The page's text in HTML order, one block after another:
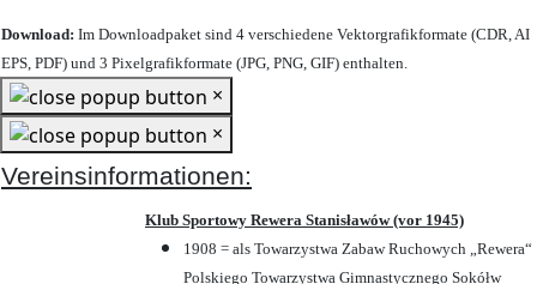
Download: Im Downloadpaket sind 4 verschiedene Vektorgrafikformate (CDR, AI
EPS, PDF) und 3 Pixelgrafikformate (JPG, PNG, GIF) enthalten.
×
×
Vereinsinformationen:
Klub Sportowy Rewera Stanisławów (vor 1945)
1908 = als Towarzystwa Zabaw Ruchowych „Rewera“
Polskiego Towarzystwa Gimnastycznego Sokółw